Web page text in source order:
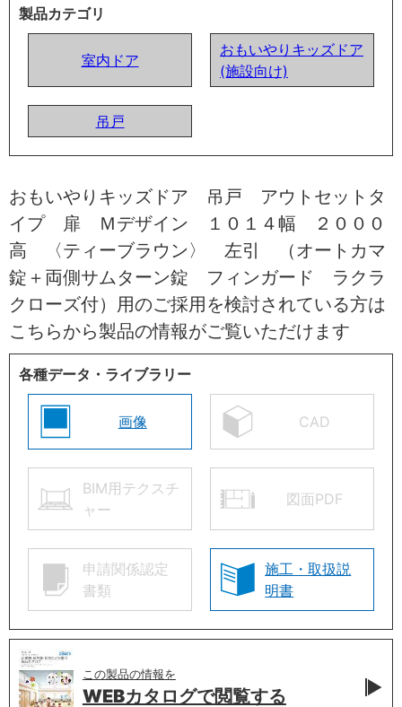
製品カテゴリ
室内ドア
おもいやりキッズドア
(施設向け)
吊戸
おもいやりキッズドア 吊戸 アウトセットタ
イプ 扉 Ｍデザイン １０１４幅 ２０００
高 〈ティーブラウン〉 左引 （オートカマ
錠＋両側サムターン錠 フィンガード ラクラ
クローズ付）用のご採用を検討されている方は
こちらから製品の情報がご覧いただけます
各種データ・ライブラリー
画像 CAD
BIM用テクスチ
ャー
図面PDF
申請関係認定
書類
施工・取扱説
明書
この製品の情報を
WEBカタログで閲覧する